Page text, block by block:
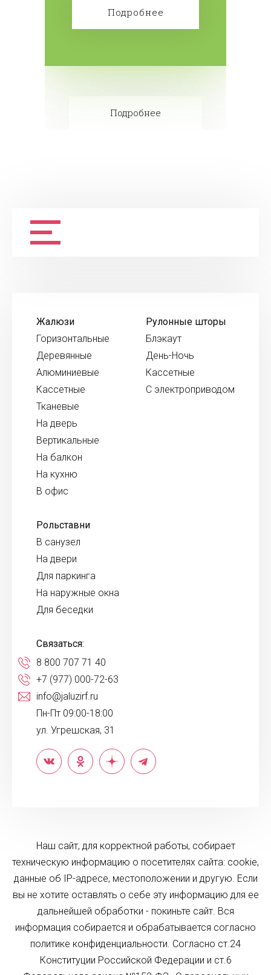
изделий.Подробнее
Подробнее
Жалюзи
Горизонтальные
Деревянные
Алюминиевые
Кассетные
Тканевые
На дверь
Вертикальные
На балкон
На кухню
В офис
Рулонные шторы
Блэкаут
День-Ночь
Кассетные
С электроприводом
Рольставни
В санузел
На двери
Для паркинга
На наружные окна
Для беседки
Связаться:
8 800 707 71 40
+7 (977) 000-72-63
info@jaluzirf.ru
Пн-Пт 09:00-18:00
ул. Угрешская, 31
Наш сайт, для корректной работы, собирает
техническую информацию о посетителях сайта: cookie,
данные об IP-адресе, местоположении и другую. Если
вы не хотите оставлять о себе эту информацию для ее
дальнейшей обработки - покиньте сайт. Вся
информация собирается и обрабатывается согласно
политике конфиденциальности. Согласно ст.24
Конституции Российской Федерации и ст.6